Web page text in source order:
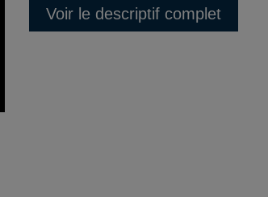
Voir le descriptif complet